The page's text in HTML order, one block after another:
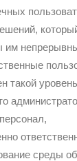
им
такой уровень
среды